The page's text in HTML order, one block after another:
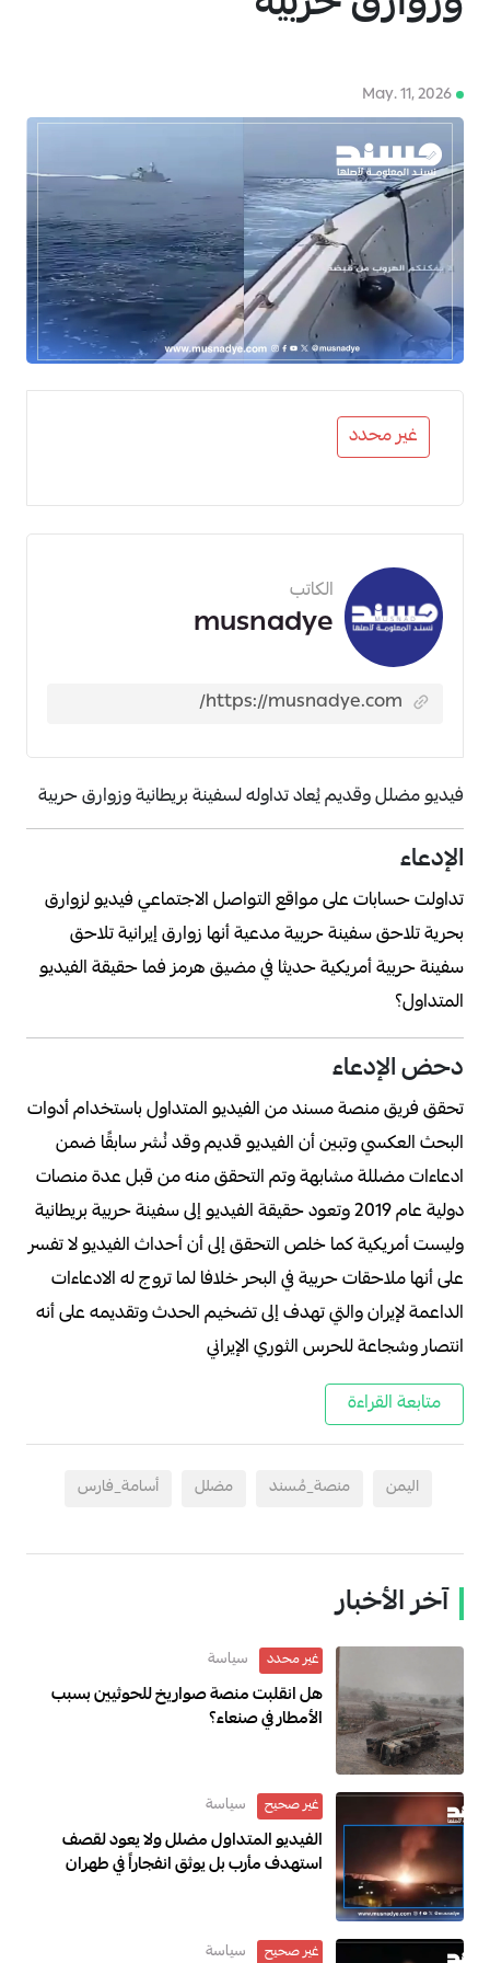
May. 11, 2026
غير محدد
الكاتب
musnadye
فيديو مضلل وقديم يُعاد تداوله لسفينة بريطانية وزوارق حربية
الإدعاء
تداولت حسابات على مواقع التواصل الاجتماعي فيديو لزوارق
بحرية تلاحق سفينة حربية مدعية أنها زوارق إيرانية تلاحق
سفينة حربية أمريكية حديثا في مضيق هرمز فما حقيقة الفيديو
المتداول؟
دحض الإدعاء
تحقق فريق منصة مسند من الفيديو المتداول باستخدام أدوات
البحث العكسي وتبين أن الفيديو قديم وقد نُشر سابقًا ضمن
ادعاءات مضللة مشابهة وتم التحقق منه من قبل عدة منصات
دولية عام 2019 وتعود حقيقة الفيديو إلى سفينة حربية بريطانية
وليست أمريكية كما خلص التحقق إلى أن أحداث الفيديو لا تفسر
على أنها ملاحقات حربية في البحر خلافا لما تروج له الادعاءات
الداعمة لإيران والتي تهدف إلى تضخيم الحدث وتقديمه على أنه
انتصار وشجاعة للحرس الثوري الإيراني
متابعة القراءة
اليمن منصة_مُسند مضلل أسامة_فارس
آخر الأخبار
غير محدد سياسة
هل انقلبت منصة صواريخ للحوثيين بسبب
الأمطار في صنعاء؟
غير صحيح سياسة
الفيديو المتداول مضلل ولا يعود لقصف
استهدف مأرب بل يوثق انفجاراً في طهران
غير صحيح سياسة